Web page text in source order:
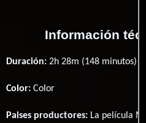
Información
Duración: 2h 28m (148 minutos) .
Color: Color
Paises productores: La película